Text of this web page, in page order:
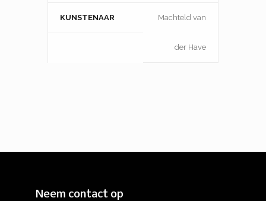
KUNSTENAAR Machteld van
der Have
Neem contact op